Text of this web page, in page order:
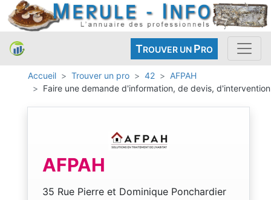
TROUVER UN PRO
Accueil Trouver un pro 42
AFPAH
Faire une demande d'information, de devis, d'intervention
AFPAH
35 Rue Pierre et Dominique Ponchardier